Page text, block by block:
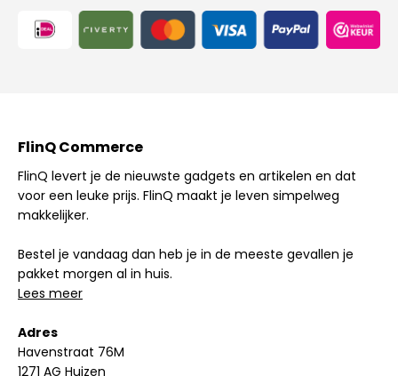
FlinQ Commerce
FlinQ levert je de nieuwste gadgets en artikelen en dat
voor een leuke prijs. FlinQ maakt je leven simpelweg
makkelijker.
Bestel je vandaag dan heb je in de meeste gevallen je
pakket morgen al in huis.
Lees meer
Adres
Havenstraat 76M
1271 AG Huizen